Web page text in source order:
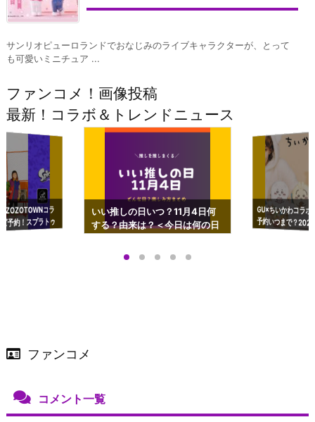
サンリオピューロランドでおなじみのライブキャラクターが、とって
も可愛いミニチュア ...
ファンコメ！画像投稿
最新！コラボ＆トレンドニュース
コラ
予約！スプラトゥ
ップも渋谷Hz
いい推しの日いつ？11月4日何
する？由来は？＜今日は何の日
GU×ちいかわコラ
予約いつまで？
ーチやショルダー
ファンコメ
コメント一覧